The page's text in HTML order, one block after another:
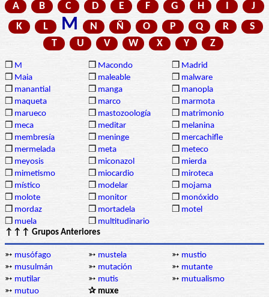
A B C D E F G H I
J
K
L M N Ñ O P Q R
S
T
U V W X Y Z
❒ M ❒ Macondo ❒ Madrid
❒ Maia ❒ maleable ❒ malware
❒ manantial ❒ manga ❒ manopla
❒ maqueta ❒ marco ❒ marmota
❒ marueco ❒ mastozoología ❒ matrimonio
❒ meca ❒ meditar ❒ melanina
❒ membresía ❒ meninge ❒ mercachifle
❒ mermelada ❒ meta ❒ meteco
❒ meyosis ❒ miconazol ❒ mierda
❒ mimetismo ❒ miocardio ❒ miroteca
❒ místico ❒ modelar ❒ mojama
❒ molote ❒ monitor ❒ monóxido
❒ mordaz ❒ mortadela ❒ motel
❒ muela ❒ multitudinario
↑↑↑ Grupos Anteriores
➳ musófago ➳ mustela ➳ mustio
➳ musulmán ➳ mutación ➳ mutante
➳ mutilar ➳ mutis ➳ mutualismo
➳ mutuo ✰ muxe